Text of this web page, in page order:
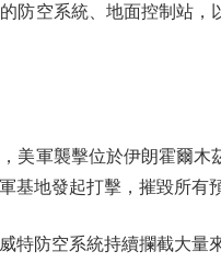
防空系統、地面控制站
軍襲擊位於伊朗霍爾木
基地發起打擊，摧毀所有
防空系統持續攔截大量